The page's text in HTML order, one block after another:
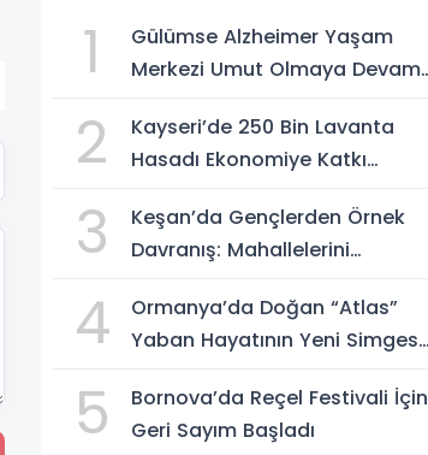
1
Gülümse Alzheimer Yaşam
Merkezi Umut Olmaya Devam
2
Kayseri’de 250 Bin Lavanta
Hasadı Ekonomiye Katkı
3
Keşan’da Gençlerden Örnek
Davranış: Mahallelerini
4
Ormanya’da Doğan “Atlas”
Yaban Hayatının Yeni Simgesi
5
Bornova’da Reçel Festivali İçin
Geri Sayım Başladı